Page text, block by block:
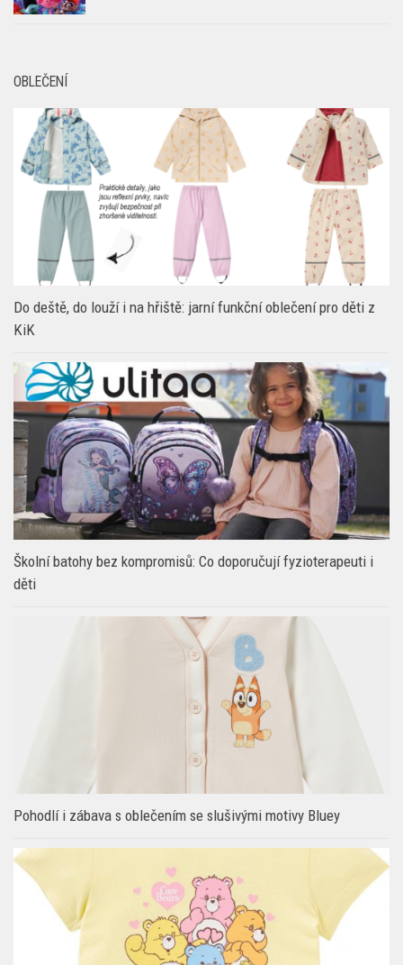
OBLEČENÍ
Do deště, do louží i na hřiště: jarní funkční oblečení pro děti z
KiK
Školní batohy bez kompromisů: Co doporučují fyzioterapeuti i
děti
Pohodlí i zábava s oblečením se slušivými motivy Bluey